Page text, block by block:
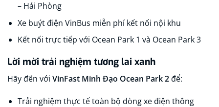
– Hải Phòng​
Xe buýt điện VinBus miễn phí kết nối nội khu​
Kết nối trực tiếp với Ocean Park 1 và Ocean Park 3​
Lời mời trải nghiệm tương lai xanh
Hãy đến với VinFast Minh Đạo Ocean Park 2để:
Trải nghiệm thực tế toàn bộ dòng xe điện thông